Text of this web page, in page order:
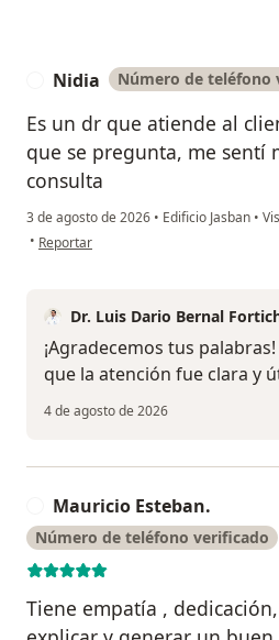
Nidia Número de teléfono
Es un dr que atiende al
que se pregunta, me sentí
consulta
3 de agosto de 2026 • Edificio Jasban •
• en opinión del usuario Nidia
Reportar
Dr. Luis Dario Bernal
¡Agradecemos tus
que la atención fue clara y
4 de agosto de 2026
Mauricio Esteban.
Número de teléfono verificado
Tiene empatía ,